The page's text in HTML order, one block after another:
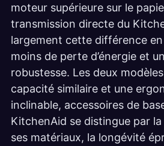
moteur supérieure sur le
transmission directe du
largement cette différence
moins de perte d’énergie et
robustesse. Les deux
capacité similaire et une
inclinable, accessoires de
KitchenAid se distingue par
ses matériaux, la longévité